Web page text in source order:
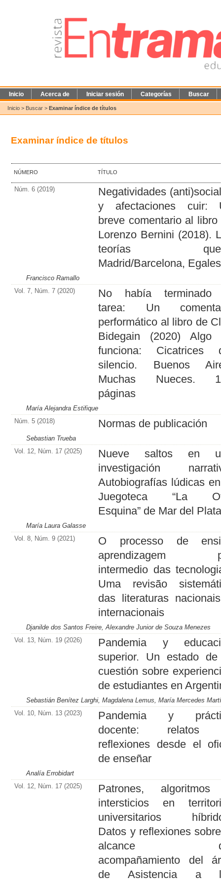
Inicio Acerca de Iniciar sesión Categorías Buscar
Inicio > Buscar > Examinar índice de títulos
Examinar índice de títulos
NÚMERO TÍTULO
Núm. 6 (2019)
Negatividades
y afectaciones cuir:
breve comentario al libro
Lorenzo Bernini (2018).
teorías
Madrid/Barcelona, Egales
Francisco Ramallo
Vol. 7, Núm. 7 (2020)
No había terminado
tarea: Un
performático al libro de
Bidegain (2020) Algo
funciona: Cicatrices
silencio. Buenos
Muchas Nueces.
páginas
María Alejandra Estifique
Núm. 5 (2018)
Normas de publicación
Sebastian Trueba
Vol. 12, Núm. 17 (2025)
Nueve saltos en
investigación
Autobiografías lúdicas
Juegoteca “La
Esquina” de Mar del
María Laura Galasse
Vol. 8, Núm. 9 (2021)
O processo de
aprendizagem
intermedio das
Uma revisão
das literaturas
internacionais
Djanilde dos Santos Freire, Alexandre Junior de Souza Menezes
Vol. 13, Núm. 19 (2026)
Pandemia y
superior. Un estado
cuestión sobre
de estudiantes en
Sebastián Benítez Larghi, Magdalena Lemus, María Mercedes
Vol. 10, Núm. 13 (2023)
Pandemia y
docente:
reflexiones desde el
de enseñar
Analía Errobidart
Vol. 12, Núm. 17 (2025)
Patrones,
intersticios en
universitarios
Datos y reflexiones
alcance
acompañamiento del
de Asistencia a